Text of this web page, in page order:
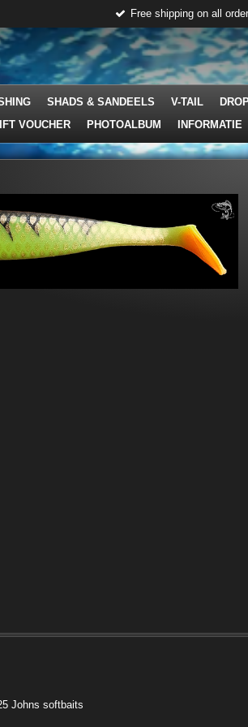
Free shipping on all
SHADS & SANDEELS V-TAIL
VOUCHER PHOTOALBUM INFORMATIE
Johns softbaits